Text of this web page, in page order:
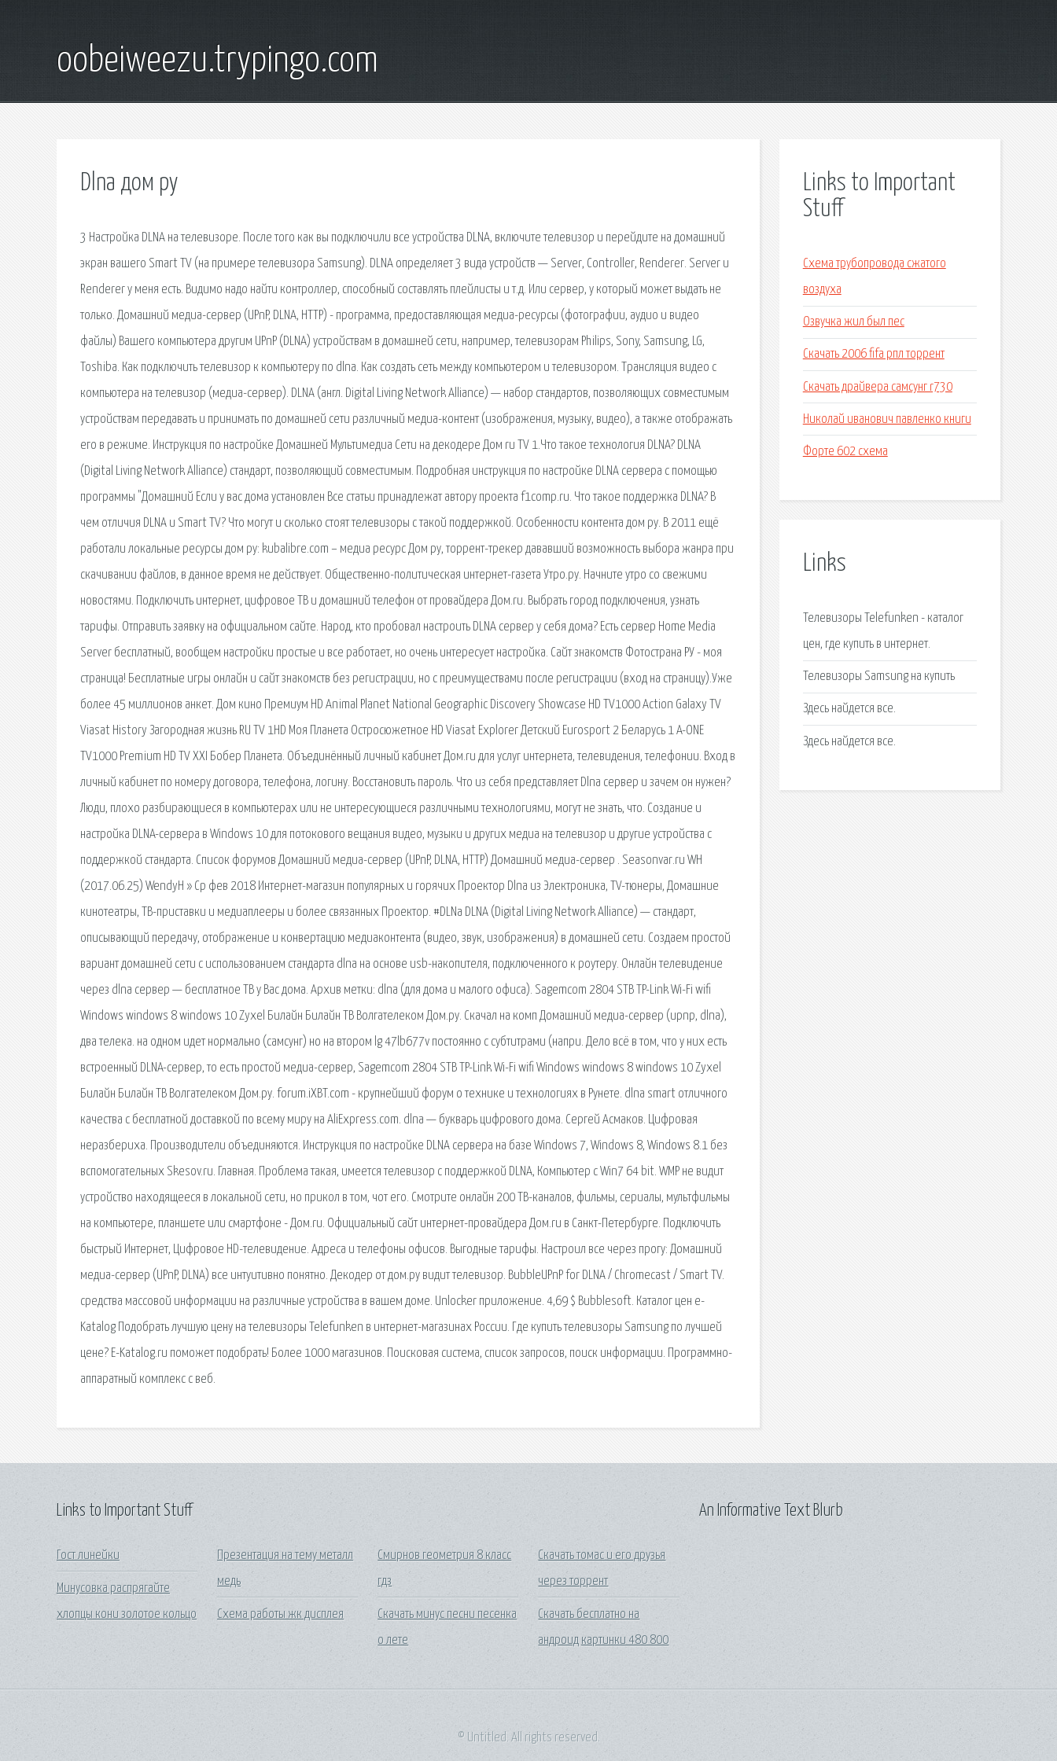
oobeiweezu.trypingo.com
Dlna дом ру
3 Настройка DLNA на телевизоре. После того как вы подключили все устройства DLNA, включите телевизор и перейдите на домашний
экран вашего Smart TV (на примере телевизора Samsung). DLNA определяет 3 вида устройств — Server, Controller, Renderer. Server и
Renderer у меня есть. Видимо надо найти контроллер, способный составлять плейлисты и т.д. Или сервер, у который может выдать не
только. Домашний медиа-сервер (UPnP, DLNA, HTTP) - программа, предоставляющая медиа-ресурсы (фотографии, аудио и видео
файлы) Вашего компьютера другим UPnP (DLNA) устройствам в домашней сети, например, телевизорам Philips, Sony, Samsung, LG,
Toshiba. Как подключить телевизор к компьютеру по dlna. Как создать сеть между компьютером и телевизором. Трансляция видео с
компьютера на телевизор (медиа-сервер). DLNA (англ. Digital Living Network Alliance) — набор стандартов, позволяющих совместимым
устройствам передавать и принимать по домашней сети различный медиа-контент (изображения, музыку, видео), а также отображать
его в режиме. Инструкция по настройке Домашней Мультимедиа Cети на декодере Дом ru TV 1.Что такое технология DLNA? DLNA
(Digital Living Network Alliance) стандарт, позволяющий совместимым. Подробная инструкция по настройке DLNA сервера с помощью
программы "Домашний Если у вас дома установлен Все статьи принадлежат автору проекта f1comp.ru. Что такое поддержка DLNA? В
чем отличия DLNA и Smart TV? Что могут и сколько стоят телевизоры с такой поддержкой. Особенности контента дом ру. В 2011 ещё
работали локальные ресурсы дом ру: kubalibre.com – медиа ресурс Дом ру, торрент-трекер дававший возможность выбора жанра при
скачивании файлов, в данное время не действует. Общественно-политическая интернет-газета Утро.ру. Начните утро со свежими
новостями. Подключить интернет, цифровое ТВ и домашний телефон от провайдера Дом.ru. Выбрать город подключения, узнать
тарифы. Отправить заявку на официальном сайте. Народ, кто пробовал настроить DLNA сервер у себя дома? Есть сервер Home Media
Server бесплатный, вообщем настройки простые и все работает, но очень интересует настройка. Сайт знакомств Фотострана РУ - моя
страница! Бесплатные игры онлайн и сайт знакомств без регистрации, но с преимуществами после регистрации (вход на страницу).Уже
более 45 миллионов анкет. Дом кино Премиум HD Animal Planet National Geographic Discovery Showcase HD TV1000 Action Galaxy TV
Viasat History Загородная жизнь RU TV 1HD Моя Планета Остросюжетное HD Viasat Explorer Детский Eurosport 2 Беларусь 1 A-ONE
TV1000 Premium HD TV XXI Бобер Планета. Объединённый личный кабинет Дом.ru для услуг интернета, телевидения, телефонии. Вход в
личный кабинет по номеру договора, телефона, логину. Восстановить пароль. Что из себя представляет Dlna сервер и зачем он нужен?
Люди, плохо разбирающиеся в компьютерах или не интересующиеся различными технологиями, могут не знать, что. Создание и
настройка DLNA-сервера в Windows 10 для потокового вещания видео, музыки и других медиа на телевизор и другие устройства с
поддержкой стандарта. Список форумов Домашний медиа-сервер (UPnP, DLNA, HTTP) Домашний медиа-сервер . Seasonvar.ru WH
(2017.06.25) WendyH » Ср фев 2018 Интернет-магазин популярных и горячих Проектор Dlna из Электроника, TV-тюнеры, Домашние
кинотеатры, ТВ-приставки и медиаплееры и более связанных Проектор. #DLNa DLNA (Digital Living Network Alliance) — стандарт,
описывающий передачу, отображение и конвертацию медиаконтента (видео, звук, изображения) в домашней сети. Создаем простой
вариант домашней сети с использованием стандарта dlna на основе usb-накопителя, подключенного к роутеру. Онлайн телевидение
через dlna сервер — бесплатное ТВ у Вас дома. Архив метки: dlna (для дома и малого офиса). Sagemcom 2804 STB TP-Link Wi-Fi wifi
Windows windows 8 windows 10 Zyxel Билайн Билайн ТВ Волгателеком Дом.ру. Скачал на комп Домашний медиа-сервер (upnp, dlna),
два телека. на одном идет нормально (самсунг) но на втором lg 47lb677v постоянно с субтитрами (напри. Дело всё в том, что у них есть
встроенный DLNA-сервер, то есть простой медиа-сервер, Sagemcom 2804 STB TP-Link Wi-Fi wifi Windows windows 8 windows 10 Zyxel
Билайн Билайн ТВ Волгателеком Дом.ру. forum.iXBT.com - крупнейший форум о технике и технологиях в Рунете. dlna smart отличного
качества с бесплатной доставкой по всему миру на AliExpress.com. dlna — букварь цифрового дома. Сергей Асмаков. Цифровая
неразбериха. Производители объединяются. Инструкция по настройке DLNA сервера на базе Windows 7, Windows 8, Windows 8.1 без
вспомогательных Skesov.ru. Главная. Проблема такая, имеется телевизор с поддержкой DLNA, Компьютер с Win7 64 bit. WMP не видит
устройство находящееся в локальной сети, но прикол в том, чот его. Смотрите онлайн 200 ТВ-каналов, фильмы, сериалы, мультфильмы
на компьютере, планшете или смартфоне - Дом.ru. Официальный сайт интернет-провайдера Дом.ru в Санкт-Петербурге. Подключить
быстрый Интернет, Цифровое HD-телевидение. Адреса и телефоны офисов. Выгодные тарифы. Настроил все через прогу: Домашний
медиа-сервер (UPnP, DLNA) все интуитивно понятно. Декодер от дом.ру видит телевизор. BubbleUPnP for DLNA / Chromecast / Smart TV.
средства массовой информации на различные устройства в вашем доме. Unlocker приложение. 4,69 $ Bubblesoft. Каталог цен e-
Katalog Подобрать лучшую цену на телевизоры Telefunken в интернет-магазинах России. Где купить телевизоры Samsung по лучшей
цене? E-Katalog.ru поможет подобрать! Более 1000 магазинов. Поисковая сиcтема, список запросов, поиск информации. Программно-
аппаратный комплекс с веб.
Links to Important
Stuff
Схема трубопровода сжатого
воздуха
Озвучка жил был пес
Скачать 2006 fifa рпл торрент
Скачать драйвера самсунг r730
Николай иванович павленко книги
Форте 602 схема
Links
Телевизоры Telefunken - каталог
цен, где купить в интернет.
Телевизоры Samsung на купить
Здесь найдется все.
Здесь найдется все.
Links to Important Stuff
Гост линейки
Минусовка распрягайте
хлопцы кони золотое кольцо
Презентация на тему металл
медь
Схема работы жк дисплея
Смирнов геометрия 8 класс
гдз
Скачать минус песни песенка
о лете
Скачать томас и его друзья
через торрент
Скачать бесплатно на
андроид картинки 480 800
An Informative Text Blurb
© Untitled. All rights reserved.